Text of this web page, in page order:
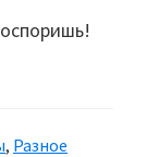
, Разное